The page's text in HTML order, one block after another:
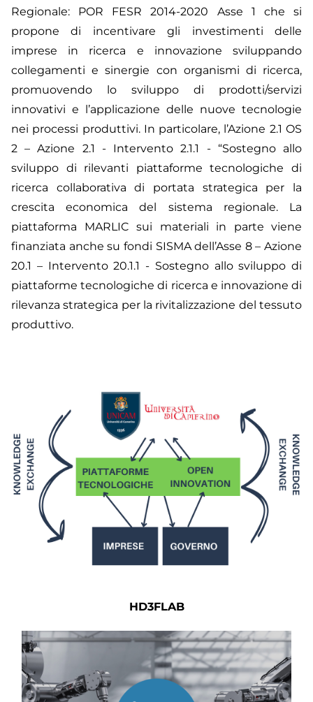
Regionale: POR FESR 2014-2020 Asse 1 che si
propone di incentivare gli investimenti delle
imprese in ricerca e innovazione sviluppando
collegamenti e sinergie con organismi di ricerca,
promuovendo lo sviluppo di prodotti/servizi
innovativi e l’applicazione delle nuove tecnologie
nei processi produttivi. In particolare, l’Azione 2.1 OS
2 – Azione 2.1 - Intervento 2.1.1 - “Sostegno allo
sviluppo di rilevanti piattaforme tecnologiche di
ricerca collaborativa di portata strategica per la
crescita economica del sistema regionale. La
piattaforma MARLIC sui materiali in parte viene
finanziata anche su fondi SISMA dell’Asse 8 – Azione
20.1 – Intervento 20.1.1 - Sostegno allo sviluppo di
piattaforme tecnologiche di ricerca e innovazione di
rilevanza strategica per la rivitalizzazione del tessuto
produttivo.
HD3FLAB